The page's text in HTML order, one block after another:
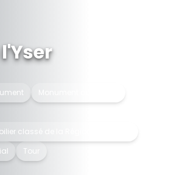
classé de la Région flamande
Tour